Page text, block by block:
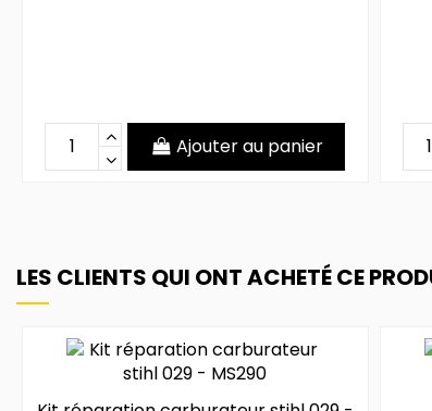
Ajouter au panier
LES CLIENTS QUI ONT ACHETÉ CE